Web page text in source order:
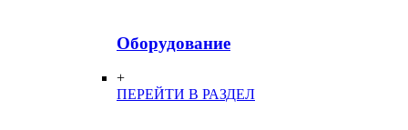
Оборудование
+
ПЕРЕЙТИ В РАЗДЕЛ